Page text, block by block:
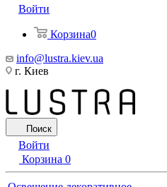
Войти
Корзина0
info@lustra.kiev.ua
г. Киев
Поиск
Войти
Корзина 0